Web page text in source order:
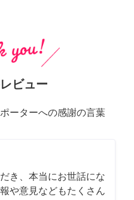
ビュー
ーターへの感謝の言葉
き、本当にお世話にな
や意見などもたくさん